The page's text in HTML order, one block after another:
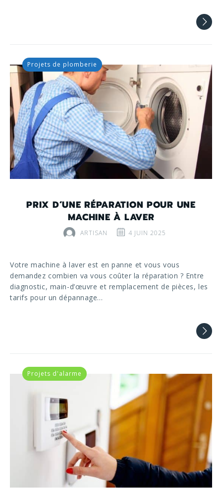
PRIX D’UNE RÉPARATION POUR UNE
MACHINE À LAVER
ARTISAN 4 JUIN 2025
Projets de plomberie
Votre machine à laver est en panne et vous vous
demandez combien va vous coûter la réparation ? Entre
diagnostic, main-d’œuvre et remplacement de pièces, les
tarifs pour un dépannage…
Projets d'alarme